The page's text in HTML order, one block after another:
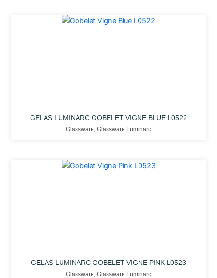
GELAS LUMINARC GOBELET VIGNE BLUE L0522
Glassware Glassware Luminarc
GELAS LUMINARC GOBELET VIGNE PINK L0523
Glassware Glassware Luminarc